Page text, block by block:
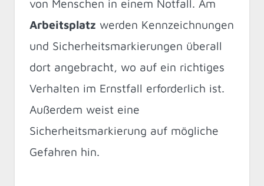
von Menschen in einem Notfall. Am
Arbeitsplatz werden Kennzeichnungen
und Sicherheitsmarkierungen überall
dort angebracht, wo auf ein richtiges
Verhalten im Ernstfall erforderlich ist.
Außerdem weist eine
Sicherheitsmarkierung auf mögliche
Gefahren hin.